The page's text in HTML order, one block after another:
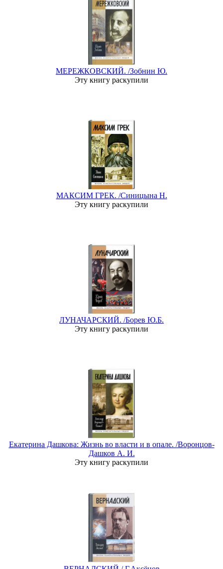
МЕРЕЖКОВСКИЙ. /Зобнин Ю.
Эту книгу раскупили
МАКСИМ ГРЕК. /Синицына Н.
Эту книгу раскупили
ЛУНАЧАРСКИЙ. /Борев Ю.Б.
Эту книгу раскупили
Екатерина Дашкова: Жизнь во власти и в опале. /Воронцов-
Дашков А. И.
Эту книгу раскупили